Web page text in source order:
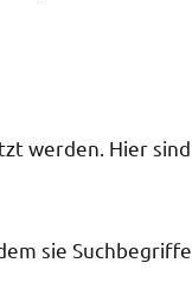
werden. Hier sind
sie Suchbegriffe